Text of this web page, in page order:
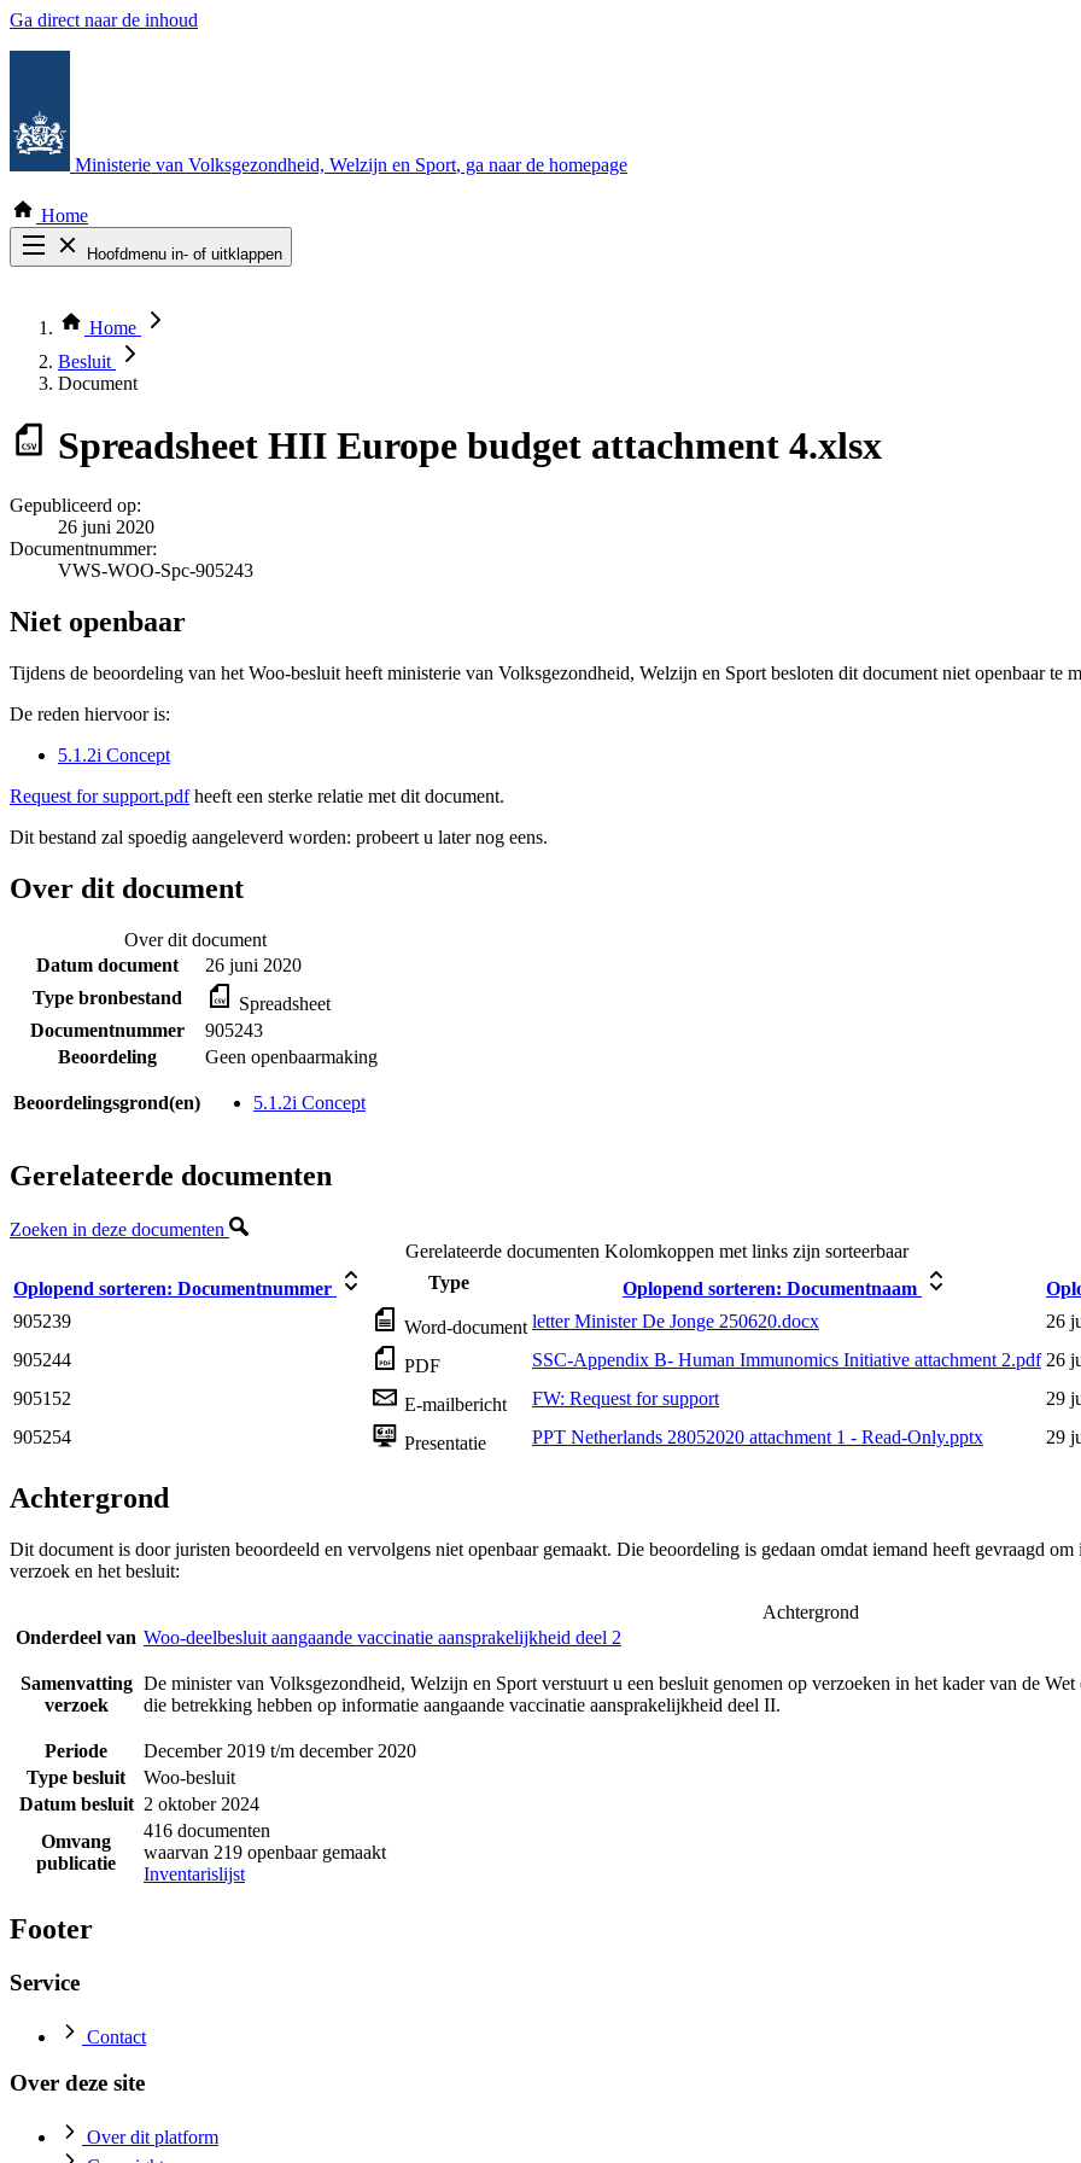
Ga direct naar de inhoud
Ministerie van Volksgezondheid, Welzijn en Sport, ga naar de homepage
Home
Hoofdmenu in- of uitklappen
Thema COVID-19
Bekijk per bestuursorgaan
Home
Besluit
Document
Spreadsheet HII Europe budget attachment 4.xlsx
Gepubliceerd op:
26 juni 2020
Documentnummer:
VWS-WOO-Spc-905243
Niet openbaar
Tijdens de beoordeling van het Woo-besluit heeft ministerie van Volksgezondheid, Welzijn en Sport besloten dit document niet openbaar te
De reden hiervoor is:
5.1.2i Concept
Request for support.pdfheeft een sterke relatie met dit document.
Dit bestand zal spoedig aangeleverd worden: probeert u later nog eens.
Over dit document
Over dit document
Datum document
26 juni 2020
Type bronbestand
Spreadsheet
Documentnummer
905243
Beoordeling
Geen openbaarmaking
Beoordelingsgrond(en) 5.1.2i Concept
Gerelateerde documenten
Zoeken in deze documenten
Gerelateerde documenten Kolomkoppen met links zijn sorteerbaar
Oplopend sorteren: Documentnummer Type Oplopend sorteren: Documentnaam
905239
Word-document letter Minister De Jonge 250620.docx
26
905244
PDF SSC-Appendix B- Human Immunomics Initiative attachment 2.pdf 26
905152
E-mailbericht FW: Request for support
29
905254
Presentatie PPT Netherlands 28052020 attachment 1 - Read-Only.pptx 29
Achtergrond
Dit document is door juristen beoordeeld en vervolgens niet openbaar gemaakt. Die beoordeling is gedaan omdat iemand heeft gevraagd
verzoek en het besluit:
Achtergrond
Onderdeel van Woo-deelbesluit aangaande vaccinatie aansprakelijkheid deel 2
Samenvatting
verzoek
De minister van Volksgezondheid, Welzijn en Sport verstuurt u een besluit genomen op verzoeken in het kader van de
die betrekking hebben op informatie aangaande vaccinatie aansprakelijkheid deel II.
Periode
December 2019 t/m december 2020
Type besluit
Woo-besluit
Datum besluit 2 oktober 2024
Omvang
publicatie
416 documenten
waarvan 219 openbaar gemaakt
Inventarislijst
Footer
Service
Contact
Over deze site
Over dit platform